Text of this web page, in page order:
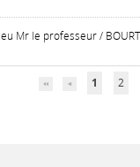
Mr le professeur /
1 2